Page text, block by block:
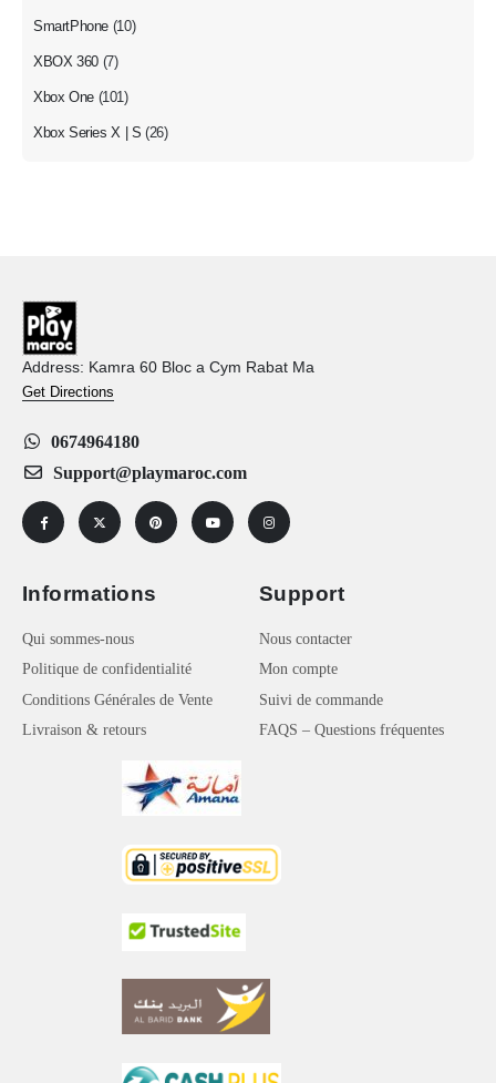
SmartPhone (10)
XBOX 360 (7)
Xbox One (101)
Xbox Series X | S (26)
Address: Kamra 60 Bloc a Cym Rabat Ma
Get Directions
0674964180
Support@playmaroc.com
Informations
Qui sommes-nous
Politique de confidentialité
Conditions Générales de Vente
Livraison & retours
Support
Nous contacter
Mon compte
Suivi de commande
FAQS – Questions fréquentes